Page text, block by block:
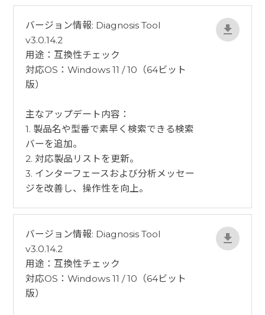
バージョン情報: Diagnosis Tool
v3.0.14.2
用途：互換性チェック
対応OS：Windows 11 / 10（64ビット
版）
​主なアップデート内容：
1. 製品名や型番で素早く検索できる検索
バーを追加。
2. 対応製品リストを更新。
3. インターフェースおよび分析メッセー
ジを改善し、操作性を向上。
バージョン情報: Diagnosis Tool
v3.0.14.2
用途：互換性チェック
対応OS：Windows 11 / 10（64ビット
版）